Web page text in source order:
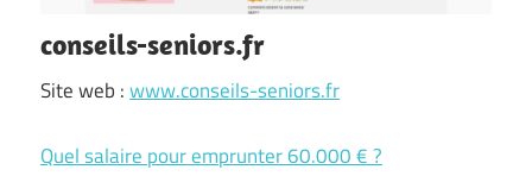
conseils-seniors.fr
Site web :www.conseils-seniors.fr
Quel salaire pour emprunter 60.000 € ?